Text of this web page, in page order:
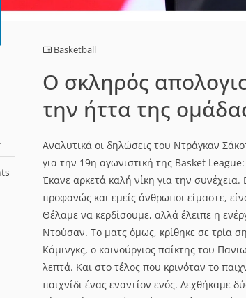
Basketball
Ο σκληρός
την ήττα της
Αναλυτικά οι δηλώσεις του Ντράγκαν
για την 19η αγωνιστική της Basket
Έκανε αρκετά καλή νίκη για την
προφανώς και εμείς άνθρωποι είμαστε,
Θέλαμε να κερδίσουμε, αλλά έλειπε η
Ντούσαν. Το ματς όμως, κρίθηκε σε τρία
Κάμινγκς, ο καινούργιος παίκτης του
λεπτά. Και στο τέλος που κρινόταν το
παιχνίδι ένας εναντίον ενός. Δεχθήκαμε